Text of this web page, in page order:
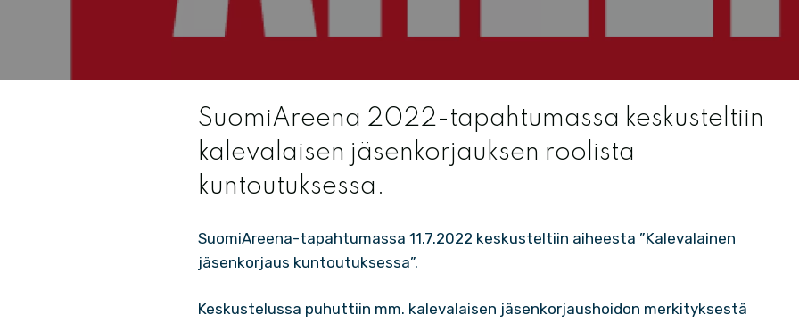
SuomiAreena 2022-tapahtumassa keskusteltiin
kalevalaisen jäsenkorjauksen roolista
kuntoutuksessa.
SuomiAreena-tapahtumassa 11.7.2022 keskusteltiin aiheesta ”Kalevalainen
jäsenkorjaus kuntoutuksessa”.
Keskustelussa puhuttiin mm. kalevalaisen jäsenkorjaushoidon merkityksestä